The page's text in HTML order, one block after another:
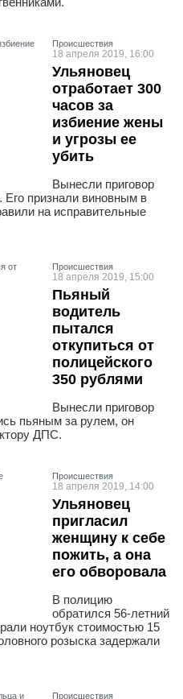
Проиcшествия
18 апреля 2019, 16:00
Ульяновец
отработает 300
часов за
избиение жены
и угрозы ее
убить
Вынесли приговор
Его признали виновным в
на исправительные
Проиcшествия
18 апреля 2019, 15:00
Пьяный
водитель
пытался
откупиться от
полицейского
350 рублями
Вынесли приговор
пьяным за рулем, он
ДПС.
Проиcшествия
18 апреля 2019, 14:00
Ульяновец
пригласил
женщину к себе
пожить, а она
его обворовала
В полицию
обратился 56-летний
ноутбук стоимостью 15
розыска задержали
Проиcшествия